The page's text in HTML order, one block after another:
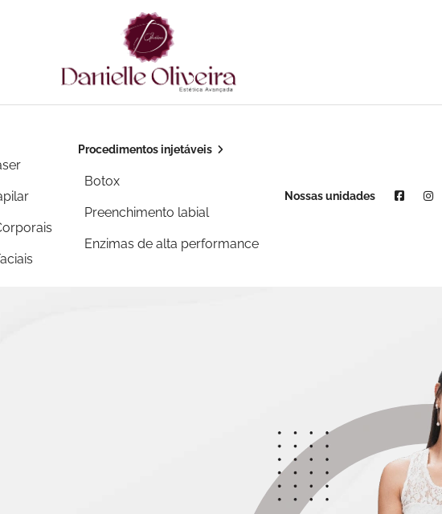
Procedimentos injetáveis
Botox
Preenchimento labial
Enzimas de alta performance
Nossas unidades